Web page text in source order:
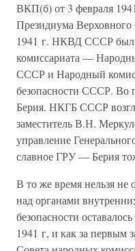
ВКП(б) от 3 февраля
Президиума
1941 г. НКВД СССР был
комиссариата —
СССР и Народный
безопасности СССР.
Берия. НКГБ СССР
заместитель В.Н.
управление
славное ГРУ — Берия
В то же время нельзя не
над органами
безопасности
1941 г, и как за первым